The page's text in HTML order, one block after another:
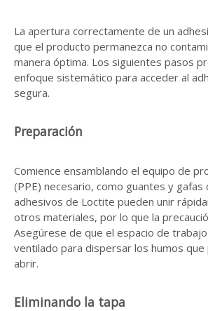
La apertura correctamente de un
que el producto permanezca no
manera óptima. Los siguientes pasos
enfoque sistemático para acceder al
segura.
Preparación
Comience ensamblando el equipo de
(PPE) necesario, como guantes y gafas
adhesivos de Loctite pueden unir
otros materiales, por lo que la
Asegúrese de que el espacio de
ventilado para dispersar los humos que
abrir.
Eliminando la tapa